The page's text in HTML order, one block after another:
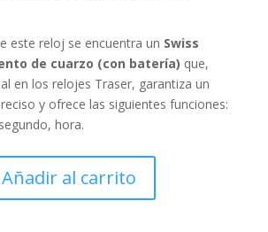
este reloj se encuentra un Swiss
de cuarzo (con batería) que,
en los relojes Traser, garantiza un
y ofrece las siguientes funciones:
hora.
Añadir al carrito